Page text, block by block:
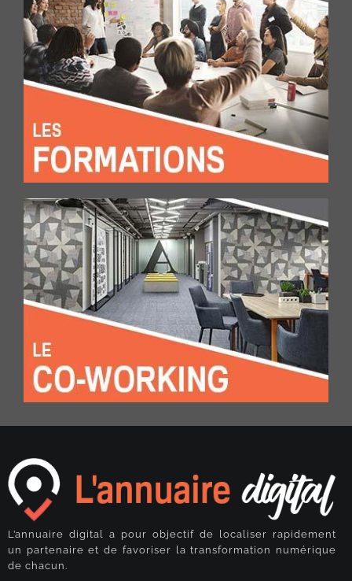
L’annuaire digital a pour objectif de localiser rapidement
un partenaire et de favoriser la transformation numérique
de chacun.